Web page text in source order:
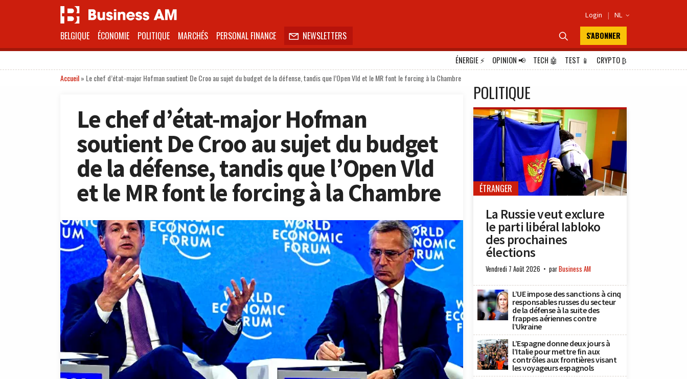
Login | NL 
BELGIQUE ÉCONOMIE POLITIQUE MARCHÉS PERSONAL FINANCE  NEWSLETTERS  S'ABONNER
ÉNERGIE⚡ OPINION📢 TECH 🤖 TEST 📱 CRYPTO₿
Accueil» Le chef d’état-major Hofman soutient De Croo au sujet du budget de la défense, tandis que l’Open Vld et le MR font le forcing à la Chambre
Le chef d’état-major Hofman
soutient De Croo au sujet du budget
de la défense, tandis que l’Open Vld
et le MR font le forcing à la Chambre
POLITIQUE
ÉTRANGER
La Russie veut exclure
le parti libéral Iabloko
des prochaines
élections
Vendredi 7 Août 2026 parBusiness AM
L’UE impose des sanctions à cinq
responsables russes du secteur
de la défense à la suite des
frappes aériennes contre
l’Ukraine
L’Espagne donne deux jours à
l’Italie pour mettre fin aux
contrôles aux frontières visant
les voyageurs espagnols